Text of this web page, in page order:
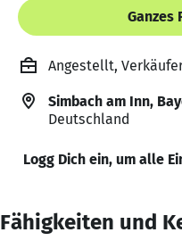
Ganzes
Angestellt,
Simbach am Inn,
Deutschland
Logg Dich ein, um alle
Fähigkeiten und